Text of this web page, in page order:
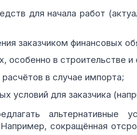
для начала работ
заказчиком финансовых
особенно в строительстве
в случае импорта;
условий для заказчика
альтернативные
сокращённая